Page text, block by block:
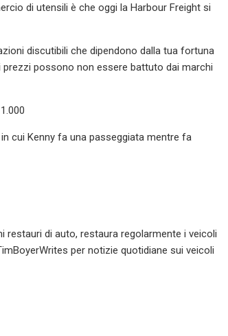
di utensili è che oggi la Harbour Freight si
discutibili che dipendono dalla tua fortuna
possono non essere battuto dai marchi
cui Kenny fa una passeggiata mentre fa
restauri di auto, restaura regolarmente i veicoli
per notizie quotidiane sui veicoli